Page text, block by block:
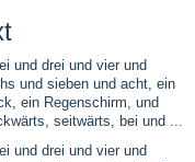
und drei und vier und
und sieben und acht, ein
ein Regenschirm, und
seitwärts, bei und ...
und drei und vier und